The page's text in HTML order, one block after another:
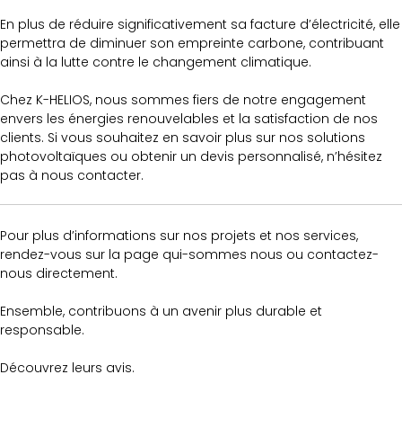
En plus de réduire significativement sa facture d’électricité, elle
permettra de diminuer son empreinte carbone, contribuant
ainsi à la lutte contre le changement climatique.
Chez K-HELIOS, nous sommes fiers de notre engagement
envers les énergies renouvelables et la satisfaction de nos
clients. Si vous souhaitez en savoir plus sur nos solutions
photovoltaïques ou obtenir un devis personnalisé, n’hésitez
pas à nous contacter.
Pour plus d’informations sur nos projets et nos services,
rendez-vous sur la page qui-sommes nous ou contactez-
nous directement.
Ensemble, contribuons à un avenir plus durable et
responsable.
Découvrez leurs avis.